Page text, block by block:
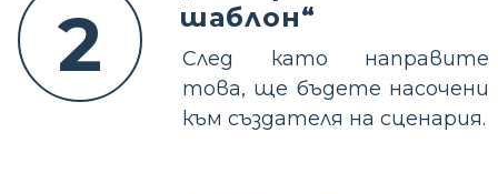
2
шаблон“
След като направите
това, ще бъдете насочени
към създателя на сценария.